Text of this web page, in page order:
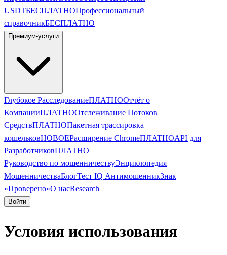
USDTБЕСПЛАТНОПрофессиональный
справочникБЕСПЛАТНО
Премиум-услуги
Глубокое РасследованиеПЛАТНООтчёт о
КомпанииПЛАТНООтслеживание Потоков
СредствПЛАТНОПакетная трассировка
кошельковНОВОЕРасширение ChromeПЛАТНОAPI для
РазработчиковПЛАТНО
Руководство по мошенничествуЭнциклопедия
МошенничестваБлогТест IQ АнтимошенникЗнак
«Проверено»О насResearch
Войти
Условия использования